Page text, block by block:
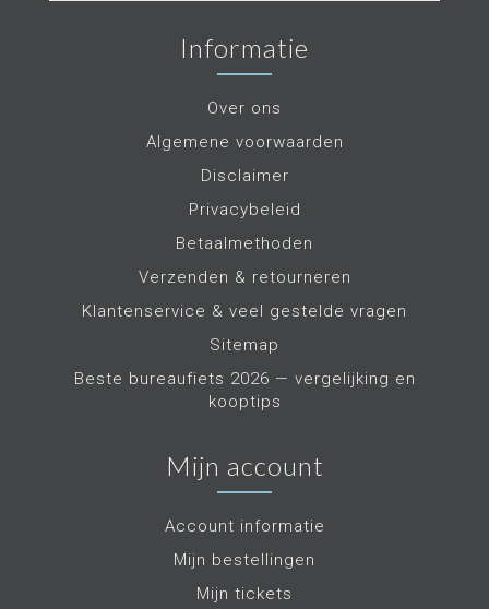
Voort heeft mij
fantastisch
meegedacht en snel
Geweldige service.
De zitbal is
verpakt gearriveerd.
Nu ontdekken hoe
Informatie
Over ons
Algemene voorwaarden
Disclaimer
Privacybeleid
Betaalmethoden
Verzenden & retourneren
Klantenservice & veel gestelde vragen
Sitemap
Beste bureaufiets 2026 — vergelijking en
kooptips
Mijn account
Account informatie
Mijn bestellingen
Mijn tickets